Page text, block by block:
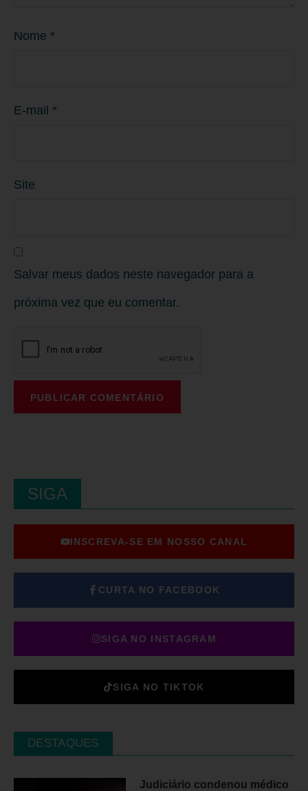
Nome *
E-mail *
Site
Salvar meus dados neste navegador para a
próxima vez que eu comentar.
SIGA
INSCREVA-SE EM NOSSO CANAL
CURTA NO FACEBOOK
SIGA NO INSTAGRAM
SIGA NO TIKTOK
DESTAQUES
Judiciário condenou médico